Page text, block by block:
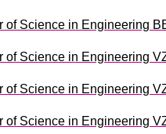
of Science in Engineering
of Science in Engineering
of Science in Engineering
of Science in Engineering